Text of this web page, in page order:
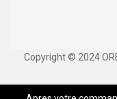
Copyright © 2024